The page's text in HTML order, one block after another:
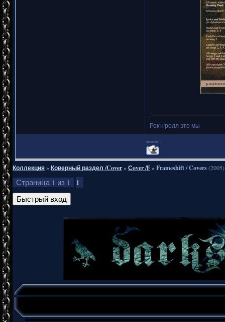
Рок'н'ролл это мы
===
Коллекция»Коверный раздел /Cover»Сover /F»Frameshift / Covers(2005)
Страница 1 из 1 1